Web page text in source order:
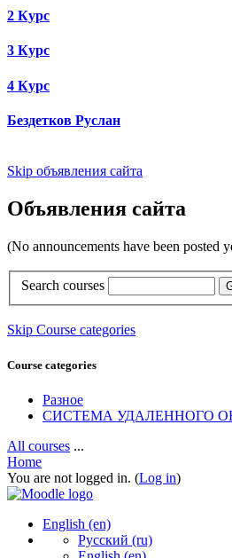
2 Курс
3 Курс
4 Курс
Бездетков Руслан
Skip объявления сайта
Объявления сайта
(No announcements have been posted
Search courses
Skip Course categories
Course categories
Разное
СИСТЕМА УДАЛЕННОГО
All courses ...
Home
You are not logged in. (Log in)
English ‎(en)‎
Русский ‎(ru)‎